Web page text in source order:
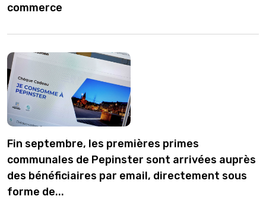
commerce
Fin septembre, les premières primes
communales de Pepinster sont arrivées auprès
des bénéficiaires par email, directement sous
forme de...